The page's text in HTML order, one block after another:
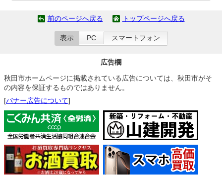
前のページへ戻る トップページへ戻る
表示 PC スマートフォン
広告欄
秋田市ホームページに掲載されている広告については、秋田市がそ
の内容を保証するものではありません。
[バナー広告について]